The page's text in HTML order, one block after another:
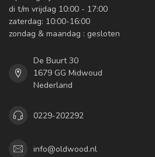
di t/m vrijdag 10:00 - 17:00
zaterdag: 10:00-16:00
zondag & maandag : gesloten
De Buurt 30
1679 GG Midwoud
Nederland
0229-202292
info@oldwood.nl